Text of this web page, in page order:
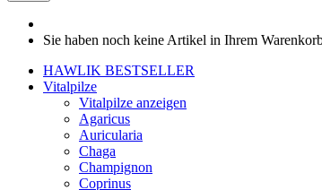
Sie haben noch keine Artikel in Ihrem
HAWLIK BESTSELLER
Vitalpilze
Vitalpilze anzeigen
Agaricus
Auricularia
Chaga
Champignon
Coprinus